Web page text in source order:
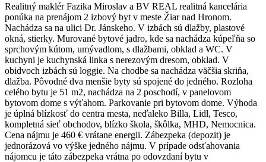
Realitný maklér Fazika Miroslav a BV REAL realitná kancelária
ponúka na prenájom 2 izbový byt v meste Žiar nad Hronom.
Nachádza sa na ulici Dr. Jánskeho. V izbách sú dlažby, plastové
okná, stierky. Murované bytové jadro, kde sa nachádza kúpeľňa so
sprchovým kútom, umývadlom, s dlažbami, obklad a WC. V
kuchyni je kuchynská linka s nerezovým dresom, obklad. V
obidvoch izbách sú loggie. Na chodbe sa nachádza väčšia skriňa,
dlažba. Pôvodné dva menšie byty sú spojené do jedného. Rozloha
celého bytu je 51 m2, nachádza na 2 poschodí, v panelovom
bytovom dome s výťahom. Parkovanie pri bytovom dome. Výhoda
je úplná blízkosť do centra mesta, neďaleko Billa, Lidl, Tesco,
kompletná sieť obchodov, blízko škola, škôlka, MHD, Nemocnica.
Cena nájmu je 460 € vrátane energii. Zábezpeka (depozit) je
jednorázová vo výške jedného nájmu. V prípade odsťahovania
nájomcu je táto zábezpeka vrátna po odovzdaní bytu v